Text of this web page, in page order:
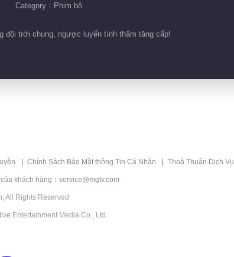
Category：Phim bộ
đội trời chung, ngược luyến tình thâm tăng cấp!
Chính Sách Bảo Mật thông Tin Cá Nhân Thoả Thuận Dịch Vụ
khách hàng：service@mgtv.com
All Rights Reserved
Entertainment Media Co., Ltd.